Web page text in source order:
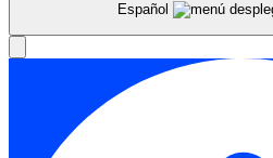
Español